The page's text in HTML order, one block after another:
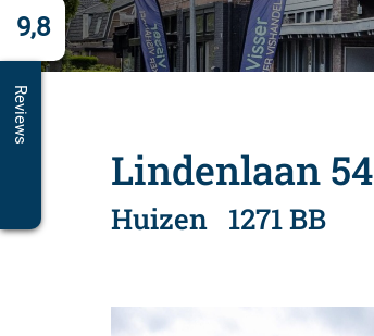
Lindenlaan 54
Huizen 1271 BB
9,8
Reviews